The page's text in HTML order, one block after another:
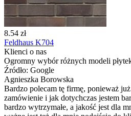
8.54 zł
Feldhaus K704
Klienci o nas
Ogromny wybór różnych modeli
Źródło: Google
Agnieszka Borowska
Bardzo polecam tę firmę, ponieważ już
zamówienie i jak dotychczas jestem
bardzo wytrzymałe, a jakość jest dla